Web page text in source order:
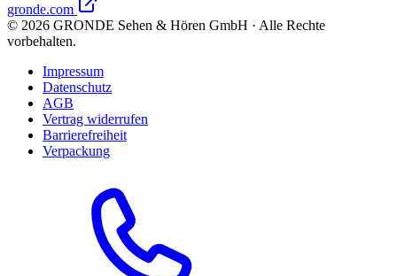
gronde.com
© 2026 GRONDE Sehen & Hören GmbH · Alle Rechte
vorbehalten.
Impressum
Datenschutz
AGB
Vertrag widerrufen
Barrierefreiheit
Verpackung